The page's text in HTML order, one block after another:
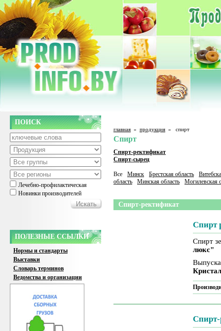
ПОИСК
Лечебно-профилактическая
Новинки производителей
ПОЛЕЗНЫЕ ССЫЛКИ
Нормы и стандарты
Выставки
Словарь терминов
Ведомства и организации
главная » продукция » спирт
Спирт
Спирт-ректификат
Спирт-сырец
Все Минск Брестская область
область
Минская область Могилевская
Спирт-ректификат
Спирт
Спирт
люкс"